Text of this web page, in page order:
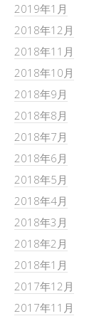
2019年1月
2018年12月
2018年11月
2018年10月
2018年9月
2018年8月
2018年7月
2018年6月
2018年5月
2018年4月
2018年3月
2018年2月
2018年1月
2017年12月
2017年11月